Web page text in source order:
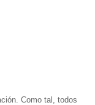
Como tal, todos